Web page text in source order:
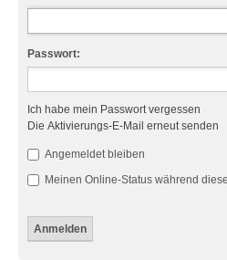
Passwort:
Ich habe mein Passwort vergessen
Die Aktivierungs-E-Mail erneut senden
Angemeldet bleiben
Meinen Online-Status während